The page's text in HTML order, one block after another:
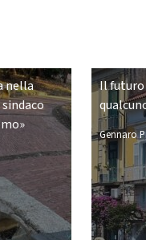
nella
Il futuro
Gennaro